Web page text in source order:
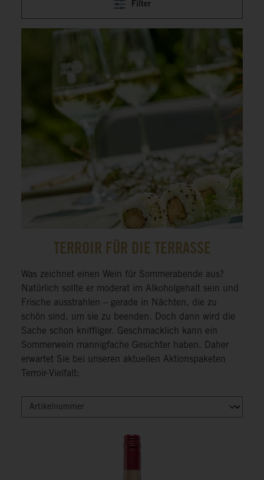
Filter
TERROIR FÜR DIE TERRASSE
Was zeichnet einen Wein für Sommerabende aus?
Natürlich sollte er moderat im Alkoholgehalt sein und
Frische ausstrahlen – gerade in Nächten, die zu
schön sind, um sie zu beenden. Doch dann wird die
Sache schon kniffliger. Geschmacklich kann ein
Sommerwein mannigfache Gesichter haben. Daher
erwartet Sie bei unseren aktuellen Aktionspaketen
Terroir-Vielfalt: